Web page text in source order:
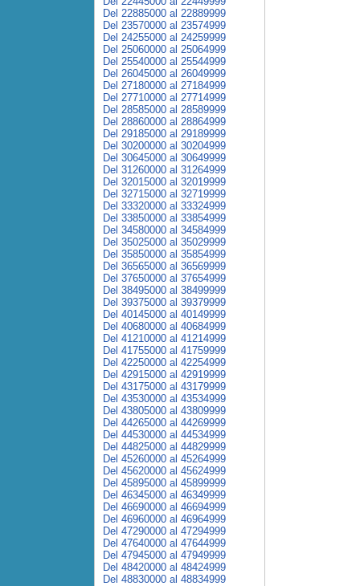
Del 22885000 al 22889999
Del 23570000 al 23574999
Del 24255000 al 24259999
Del 25060000 al 25064999
Del 25540000 al 25544999
Del 26045000 al 26049999
Del 27180000 al 27184999
Del 27710000 al 27714999
Del 28585000 al 28589999
Del 28860000 al 28864999
Del 29185000 al 29189999
Del 30200000 al 30204999
Del 30645000 al 30649999
Del 31260000 al 31264999
Del 32015000 al 32019999
Del 32715000 al 32719999
Del 33320000 al 33324999
Del 33850000 al 33854999
Del 34580000 al 34584999
Del 35025000 al 35029999
Del 35850000 al 35854999
Del 36565000 al 36569999
Del 37650000 al 37654999
Del 38495000 al 38499999
Del 39375000 al 39379999
Del 40145000 al 40149999
Del 40680000 al 40684999
Del 41210000 al 41214999
Del 41755000 al 41759999
Del 42250000 al 42254999
Del 42915000 al 42919999
Del 43175000 al 43179999
Del 43530000 al 43534999
Del 43805000 al 43809999
Del 44265000 al 44269999
Del 44530000 al 44534999
Del 44825000 al 44829999
Del 45260000 al 45264999
Del 45620000 al 45624999
Del 45895000 al 45899999
Del 46345000 al 46349999
Del 46690000 al 46694999
Del 46960000 al 46964999
Del 47290000 al 47294999
Del 47640000 al 47644999
Del 47945000 al 47949999
Del 48420000 al 48424999
Del 48830000 al 48834999